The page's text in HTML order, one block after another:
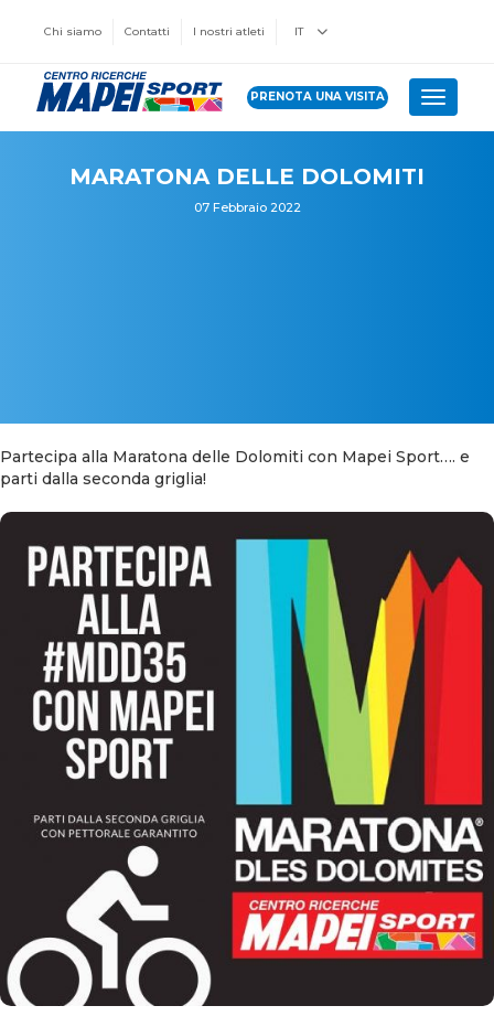
Chi siamo Contatti I nostri atleti IT
PRENOTA UNA VISITA Toggle
MARATONA DELLE DOLOMITI
07 Febbraio 2022
Partecipa alla Maratona delle Dolomiti con Mapei Sport…. e
parti dalla seconda griglia!